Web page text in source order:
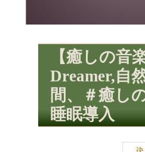
【癒しの音
Dreamer,自
間、＃癒し
睡眠導入